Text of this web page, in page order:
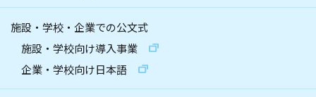
施設・学校・企業での公文式
施設・学校向け導入事業
企業・学校向け日本語